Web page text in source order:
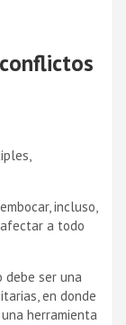
incluso,
a todo
ser una
en donde
herramienta